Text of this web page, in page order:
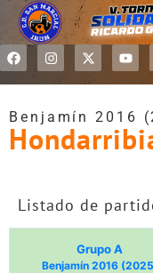
Benjamín 2016
Listado de
Grupo A
Benjamín 2016